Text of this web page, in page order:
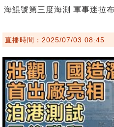
海鯤號第三度海測 軍事迷拉
直播時間：2025/07/03 08:45